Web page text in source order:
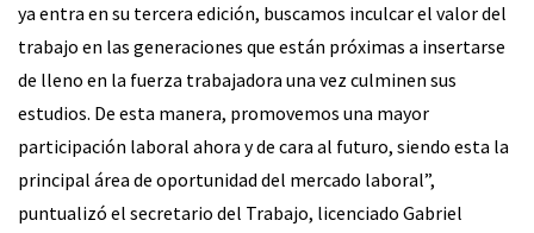
ya entra en su tercera edición, buscamos inculcar el valor del
trabajo en las generaciones que están próximas a insertarse
de lleno en la fuerza trabajadora una vez culminen sus
estudios. De esta manera, promovemos una mayor
participación laboral ahora y de cara al futuro, siendo esta la
principal área de oportunidad del mercado laboral”,
puntualizó el secretario del Trabajo, licenciado Gabriel